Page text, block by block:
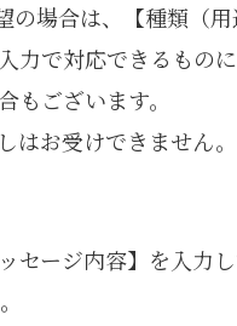
場合は、【種類（
力で対応できるものに
ございます。
はお受けできません。
セージ内容】を入力し